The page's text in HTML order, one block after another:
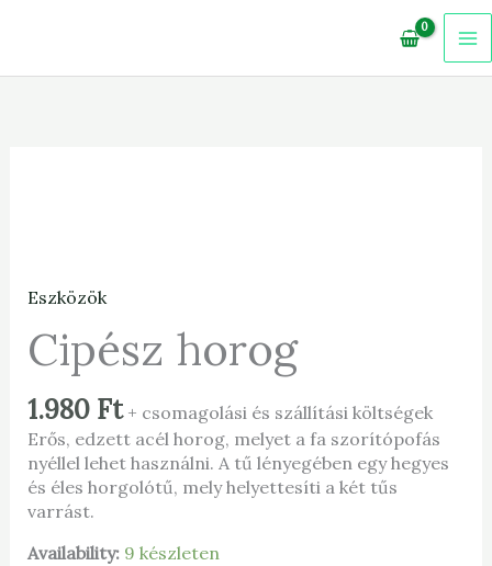
Eszközök
Cipész horog
1.980 Ft + csomagolási és szállítási költségek
Erős, edzett acél horog, melyet a fa szorítópofás
nyéllel lehet használni. A tű lényegében egy hegyes
és éles horgolótű, mely helyettesíti a két tűs
varrást.
Availability: 9 készleten